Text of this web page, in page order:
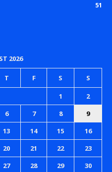
51
2026
T F S S
1
2
6 7 8
9
13 14 15
16
20 21 22
23
27 28 29
30